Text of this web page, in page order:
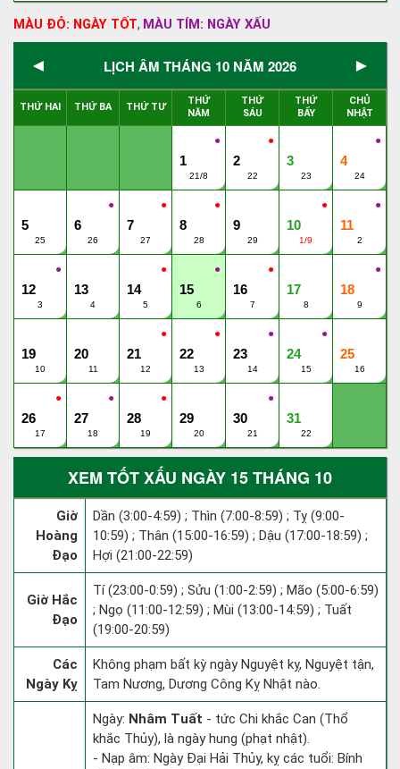
MÀU ĐỎ: NGÀY TỐT, MÀU TÍM: NGÀY XẤU
◄ LỊCH ÂM THÁNG 10 NĂM 2026 ►
THỨ HAI THỨ BA THỨ TƯ
THỨ
NĂM
THỨ
SÁU
THỨ
BẨY
CHỦ
NHẬT
●
1
21/8
●
2
22
3
23
●
4
24
5
25
●
6
26
●
7
27
●
8
28
9
29
●
10
1/9
●
11
2
●
12
3
13
4
●
14
5
●
15
6
●
16
7
17
8
●
18
9
19
10
20
11
●
21
12
●
22
13
●
23
14
●
24
15
25
16
●
26
17
●
27
18
●
28
19
29
20
●
30
21
31
22
XEM TỐT XẤU NGÀY 15 THÁNG 10
Giờ
Hoàng
Đạo
Dần (3:00-4:59) ; Thìn (7:00-8:59) ; Tỵ (9:00-
10:59) ; Thân (15:00-16:59) ; Dậu (17:00-18:59) ;
Hợi (21:00-22:59)
Giờ Hắc
Đạo
Tí (23:00-0:59) ; Sửu (1:00-2:59) ; Mão (5:00-6:59)
; Ngọ (11:00-12:59) ; Mùi (13:00-14:59) ; Tuất
(19:00-20:59)
Các
Ngày Kỵ
Không phạm bất kỳ ngày Nguyệt kỵ, Nguyệt tận,
Tam Nương, Dương Công Kỵ Nhật nào.
Ngày: Nhâm Tuất - tức Chi khắc Can (Thổ
khắc Thủy), là ngày hung (phạt nhật).
- Nạp âm: Ngày Đại Hải Thủy, kỵ các tuổi: Bính